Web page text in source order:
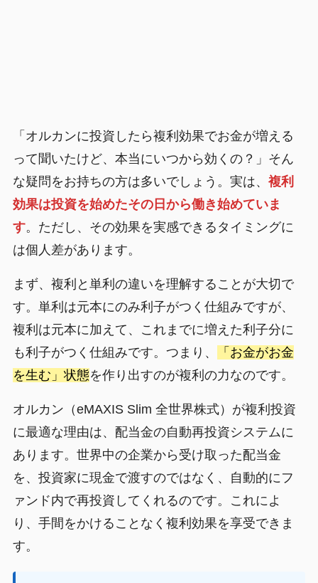
「オルカンに投資したら複利効果でお金が増える
って聞いたけど、本当にいつから効くの？」そん
な疑問をお持ちの方は多いでしょう。実は、 複利
効果は投資を始めたその日から働き始めていま
す。ただし、その効果を実感できるタイミングに
は個人差があります。
まず、複利と単利の違いを理解することが大切で
す。単利は元本にのみ利子がつく仕組みですが、
複利は元本に加えて、これまでに増えた利子分に
も利子がつく仕組みです。つまり、
「お金がお金
を生む」状態を作り出すのが複利の力なのです。
オルカン（eMAXIS Slim 全世界株式）が複利投資
に最適な理由は、配当金の自動再投資システムに
あります。世界中の企業から受け取った配当金
を、投資家に現金で渡すのではなく、自動的にフ
ァンド内で再投資してくれるのです。これによ
り、手間をかけることなく複利効果を享受できま
す。